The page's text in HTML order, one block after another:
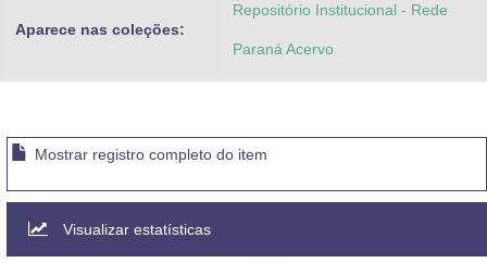
Aparece nas coleções:
Repositório Institucional - Rede
Paraná Acervo
Mostrar registro completo do item
Visualizar estatísticas